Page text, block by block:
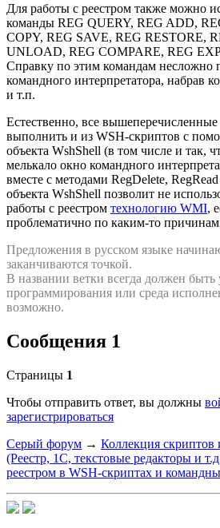
Для работы с реестром также можно
команды REG QUERY, REG ADD,
COPY, REG SAVE, REG RESTORE,
UNLOAD, REG COMPARE, REG
Справку по этим командам несложно
командного интерпретатора, набрав
и т.п.
Естественно, все
выполнить и из WSH-скриптов с
объекта WshShell (в том числе и так,
мелькало окно командного
вместе с методами RegDelete,
объекта WshShell позволит не
работы с реестром технологию WMI,
проблематично по каким-то
Предложения в русском языке
заканчиваются точкой.
В названии ветки всегда должен быть
программирования или среда
возможно.
Сообщения 1
Страницы 1
Чтобы отправить ответ, вы должны
зарегистрироваться
Серый форум → Коллекция скриптов
(Реестр, 1С, текстовые редакторы и
реестром в WSH-скриптах и